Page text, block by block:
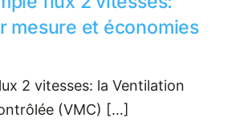
mesure et économies
2 vitesses: la Ventilation
(VMC) […]